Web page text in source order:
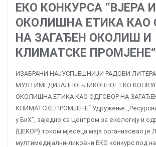
ЕКО КОНКУРСА “ВЈЕРА И
ОКОЛИШНА ЕТИКА КАО
НА ЗАГАЂЕН ОКОЛИШ И
КЛИМАТСКЕ ПРОМЈЕНЕ“
ИЗАБРАНИ НАЈУСПЈЕШНИЈИ РАДОВИ
МУЛТИМЕДИЈАЛНОГ-ЛИКОВНОГ ЕКО
ОКОЛИШНА ЕТИКА КАО ОДГОВОР НА
КЛИМАТСКЕ ПРОМЈЕНЕ“ Удружење ,,Ресурсни
у БиХ”, заједно са Центром за екологију и
(ЦЕКОР) током мјесеца маја организовао је
мултимедијални-ликовни ЕКО конкурс под